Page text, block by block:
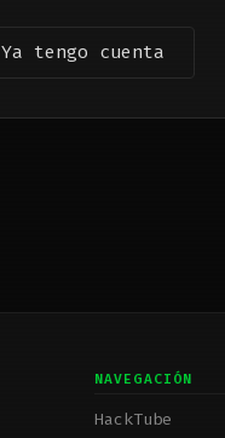
Ya tengo cuenta
NAVEGACIÓN
HackTube